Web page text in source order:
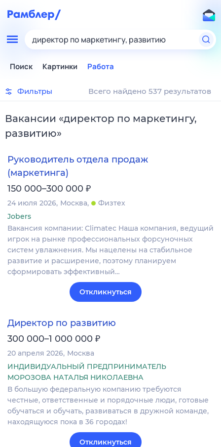
директор по маркетингу, развитию
Поиск Картинки Работа
Фильтры Всего найдено 537 результатов
Вакансии «директор по маркетингу,
развитию»
Руководитель отдела продаж
(маркетинга)
150 000–300 000 ₽
24 июля 2026 Москва
Физтех
Jobers
Вакансия компании: Climatec Наша компания, ведущий
игрок на рынке профессиональных форсуночных
систем увлажнения. Мы нацелены на стабильное
развитие и расширение, поэтому планируем
сформировать эффективный…
Откликнуться
Директор по развитию
300 000–1 000 000 ₽
20 апреля 2026 Москва
ИНДИВИДУАЛЬНЫЙ ПРЕДПРИНИМАТЕЛЬ
МОРОЗОВА НАТАЛЬЯ НИКОЛАЕВНА
В большую федеральную компанию требуются
честные, ответственные и порядочные люди, готовые
обучаться и обучать, развиваться в дружной команде,
находящуюся пока в 36 городах!
Откликнуться